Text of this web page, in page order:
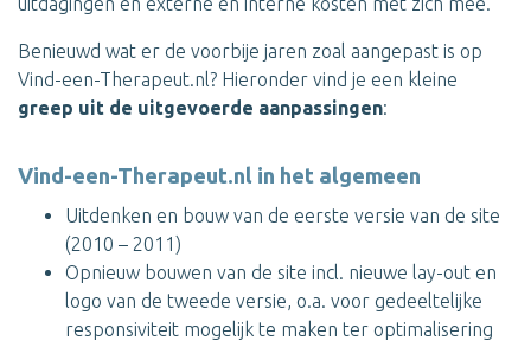
Benieuwd wat er de voorbije jaren zoal aangepast is op
Vind-een-Therapeut.nl? Hieronder vind je een kleine
greep uit de uitgevoerde aanpassingen:
Vind-een-Therapeut.nl in het algemeen
Uitdenken en bouw van de eerste versie van de site
(2010 – 2011)
Opnieuw bouwen van de site incl. nieuwe lay-out en
logo van de tweede versie, o.a. voor gedeeltelijke
responsiviteit mogelijk te maken ter optimalisering